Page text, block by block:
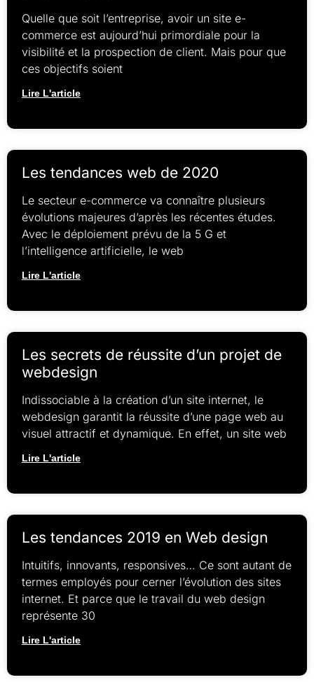
Quelle que soit l’entreprise, avoir un site e-
commerce est aujourd’hui primordiale pour la
visibilité et la prospection de client. Mais pour que
ces objectifs soient
Lire L'article
Les tendances web de 2020
Le secteur e-commerce va connaître plusieurs
évolutions majeures d’après les récentes études.
Avec le déploiement prévu de la 5 G et
l’intelligence artificielle, le web
Lire L'article
Les secrets de réussite d’un projet de
webdesign
Indissociable à la création d’un site internet, le
webdesign garantit la réussite d’une page web au
visuel attractif et dynamique. En effet, un site web
Lire L'article
Les tendances 2019 en Web design
Intuitifs, innovants, responsives… Ce sont autant de
termes employés pour cerner l’évolution des sites
internet. Et parce que le travail du web design
représente 30
Lire L'article